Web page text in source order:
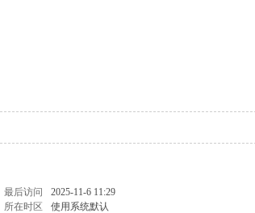
最后访问
2025-11-6 11:29
所在时区 使用系统默认